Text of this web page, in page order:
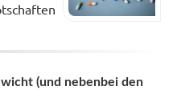
(und nebenbei den